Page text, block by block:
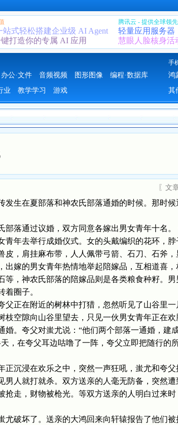
站式轻松搭建企业级 AI Agent
打造你的专属 AI 应用
腾讯云 - 提供全球领
轻量应用服务器
慧眼人脸核身活
手
办公·文件 音频视频 图形图像
编程·数据库
业 教学学习 游戏
鸿
其
〖文
生在夏部落和神农氏部落通婚的时候。那时候
落通过议婚，双方同意各嫁出男女青年十名。
青年去举行成婚仪式。女的头戴编织的花环，
皮，肩挂麻布带，人人佩带弓箭、石刀、石斧
出嫁的男女青年热情地举起陪嫁品，互相道喜
等，神农氏部落的陪嫁品则是各类粮食种籽。
着圈子。
正在附近的树林中打猎，忽然听见了山谷里一
枝空隙向山谷里望去，只见一伙男女青年正在
婚。夸父对蚩尤说：“他们两个部落一通婚，建
，在夸父耳边咕噜了一阵，夸父立即把随行的
正沉浸在欢乐之中，突然一声狂吼，蚩尤和夸
男人就打就杀。双方送亲的人毫无防备，突然
抢走，财物被枪光。等双方送亲的人明白过来
破坏了。送亲的大鸿回来向轩辕报告了他们被